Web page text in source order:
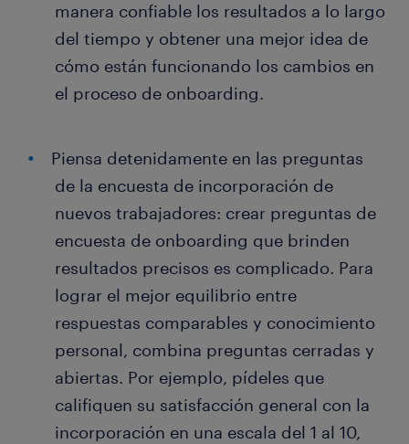
manera confiable los resultados a lo largo
del tiempo y obtener una mejor idea de
cómo están funcionando los cambios en
el proceso de onboarding.
Piensa detenidamente en las preguntas
de la encuesta de incorporación de
nuevos trabajadores: crear preguntas de
encuesta de onboarding que brinden
resultados precisos es complicado. Para
lograr el mejor equilibrio entre
respuestas comparables y conocimiento
personal, combina preguntas cerradas y
abiertas. Por ejemplo, pídeles que
califiquen su satisfacción general con la
incorporación en una escala del 1 al 10,